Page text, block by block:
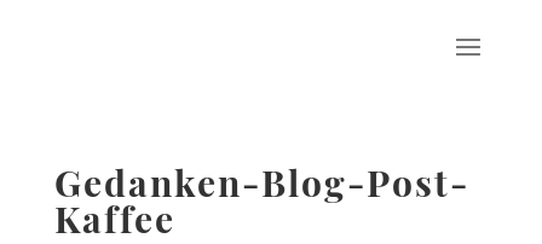
Gedanken-Blog-Post-
Kaffee